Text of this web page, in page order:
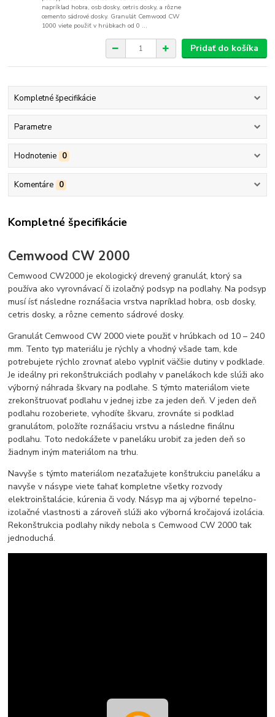
napríklad hobra, osb dosky, cetris dosky, a rôzne
cemento sádrové dosky. Granulát Cemwood CW
1000 viete použiť v hrúbkach od 0 ...
Pridať do košíka
Kompletné špecifikácie
Parametre
Hodnotenie 0
Komentáre 0
Kompletné špecifikácie
Cemwood CW 2000
Cemwood CW2000 je ekologický drevený granulát, ktorý sa
používa ako vyrovnávací či izolačný podsyp na podlahy. Na podsyp
musí ísť následne roznášacia vrstva napríklad hobra, osb dosky,
cetris dosky, a rôzne cemento sádrové dosky.
Granulát Cemwood CW 2000 viete použiť v hrúbkach od 10 – 240
mm. Tento typ materiálu je rýchly a vhodný všade tam, kde
potrebujete rýchlo zrovnať alebo vyplniť väčšie dutiny v podklade.
Je ideálny pri rekonštrukciách podlahy v panelákoch kde slúži ako
výborný náhrada škvary na podlahe. S týmto materiálom viete
zrekonštruovať podlahu v jednej izbe za jeden deň. V jeden deň
podlahu rozoberiete, vyhodíte škvaru, zrovnáte si podklad
granulátom, položíte roznášaciu vrstvu a následne finálnu
podlahu. Toto nedokážete v paneláku urobiť za jeden deň so
žiadnym iným materiálom na trhu.
Navyše s týmto materiálom nezaťažujete konštrukciu paneláku a
navyše v násype viete ťahať kompletne všetky rozvody
elektroinštalácie, kúrenia či vody. Násyp ma aj výborné tepelno-
izolačné vlastnosti a zároveň slúži ako výborná kročajová izolácia.
Rekonštrukcia podlahy nikdy nebola s Cemwood CW 2000 tak
jednoduchá.